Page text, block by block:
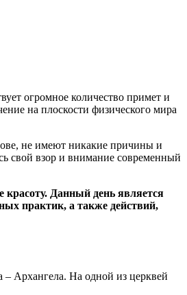
огромное количество примет и
на плоскости физического мира
не имеют никакие причины и
свой взор и внимание современный
красоту. Данный день является
практик, а также действий,
– Архангела. На одной из церквей